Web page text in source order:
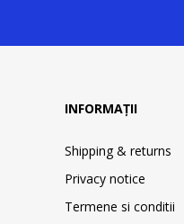
INFORMAȚII
Shipping & returns
Privacy notice
Termene si conditii